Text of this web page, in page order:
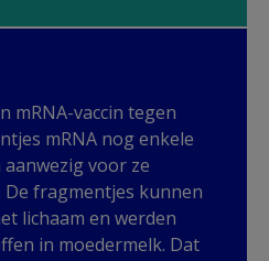
mRNA-vaccin tegen
mRNA nog enkele
voor ze
fragmentjes kunnen
lichaam en werden
in moedermelk. Dat